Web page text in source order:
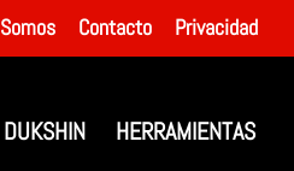
Somos Contacto Privacidad
DUKSHIN HERRAMIENTAS